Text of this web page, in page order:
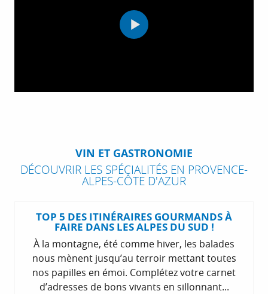
VIN ET GASTRONOMIE
DÉCOUVRIR LES SPÉCIALITÉS EN PROVENCE-
ALPES-CÔTE D'AZUR
TOP 5 DES ITINÉRAIRES GOURMANDS À
FAIRE DANS LES ALPES DU SUD !
À la montagne, été comme hiver, les balades
nous mènent jusqu’au terroir mettant toutes
nos papilles en émoi. Complétez votre carnet
d’adresses de bons vivants en sillonnant...